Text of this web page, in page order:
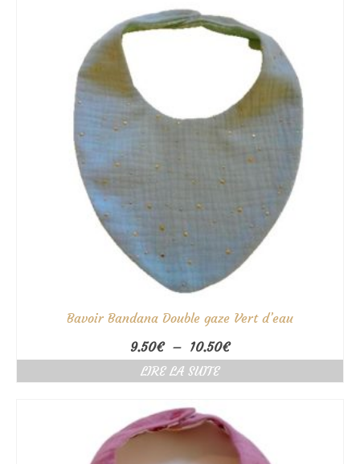
Bavoir Bandana Double gaze Vert d’eau
9.50€ – 10.50€Plage
de
10.50€
LIRE LA SUITE